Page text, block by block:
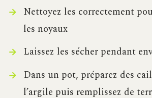
Nettoyez les correctement
les noyaux
Laissez les sécher pendant
Dans un pot, préparez des
l’argile puis remplissez de